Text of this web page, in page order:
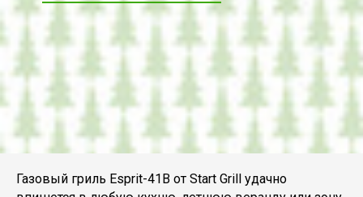
Газовый гриль Esprit-41B от Start Grill удачно